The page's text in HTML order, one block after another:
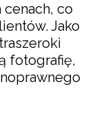
co
Jako
fotografię,